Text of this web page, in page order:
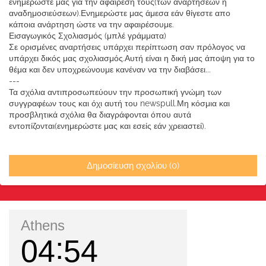
αναδημοσιεύσεων).Ενημερώστε μας άμεσα εάν θίγεστε απο
κάποια ανάρτηση ώστε να την αφαιρέσουμε.
Εισαγωγικός Σχολιασμός (μπλέ γράμματα)
Σε ορισμένες αναρτήσεις υπάρχει περίπτωση σαν πρόλογος να
υπάρχει δικός μας σχολιασμός.Αυτή είναι η δική μας άποψη για το
θέμα και δεν υποχρεώνουμε κανέναν να την διαβάσει...
---
Τα σχόλια αντιπροσωπεύουν την προσωπική γνώμη των
συγγραφέων τους και όχι αυτή του newspull.Μη κόσμια και
προσβλητικά σχόλια θα διαγράφονται όπου αυτά
εντοπίζονται(ενημερώστε μας και εσείς εάν χρειαστεί).
Δημοσίευση σχολίου (0)
Athens
04 54